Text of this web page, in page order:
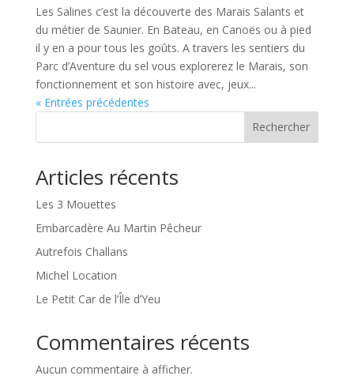
Les Salines c’est la découverte des Marais Salants et
du métier de Saunier. En Bateau, en Canoës ou à pied
il y en a pour tous les goûts. A travers les sentiers du
Parc d’Aventure du sel vous explorerez le Marais, son
fonctionnement et son histoire avec, jeux...
« Entrées précédentes
Rechercher
Articles récents
Les 3 Mouettes
Embarcadère Au Martin Pêcheur
Autrefois Challans
Michel Location
Le Petit Car de l’Île d’Yeu
Commentaires récents
Aucun commentaire à afficher.